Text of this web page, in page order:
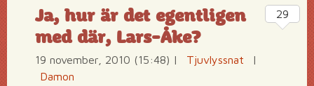
Ja, hur är det egentligen
med där, Lars-Åke?
19 november, 2010 (15:48) | Tjuvlyssnat
|
Damon
29